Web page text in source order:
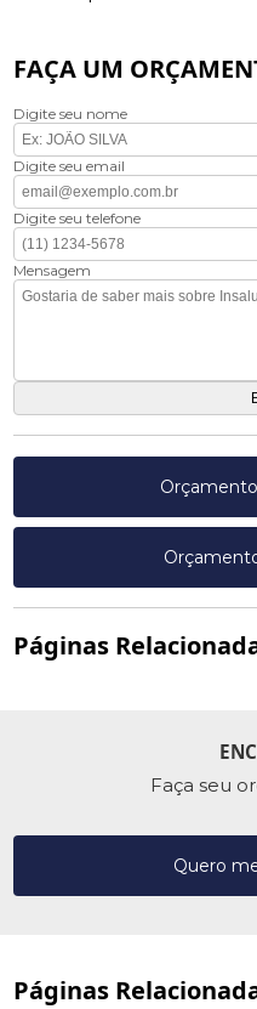
FAÇA UM
Digite seu nome
Digite seu email
Digite seu telefone
Mensagem
Páginas
Faça seu
Quero
Páginas